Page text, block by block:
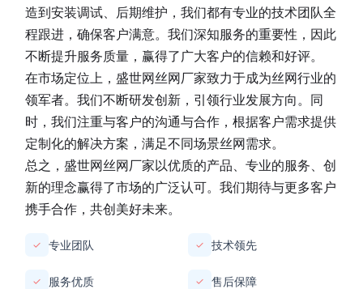
造到安装调试、后期维护，我们都有专业的技术团队全
程跟进，确保客户满意。我们深知服务的重要性，因此
不断提升服务质量，赢得了广大客户的信赖和好评。
在市场定位上， 盛世网丝网厂家致力于成为丝网行业的
领军者。我们不断研发创新，引领行业发展方向。同
时，我们注重与客户的沟通与合作，根据客户需求提供
定制化的解决方案，满足不同场景丝网需求。
总之， 盛世网丝网厂家以优质的产品、专业的服务、创
新的理念赢得了市场的广泛认可。我们期待与更多客户
携手合作，共创美好未来。
✓ 专业团队 ✓ 技术领先
✓ 服务优质 ✓ 售后保障